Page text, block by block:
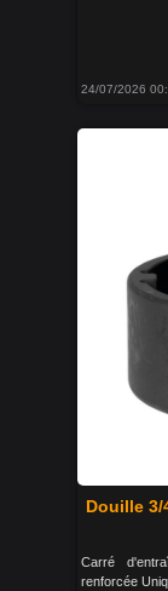
24/07/2026
Douille
Carré
renforcée